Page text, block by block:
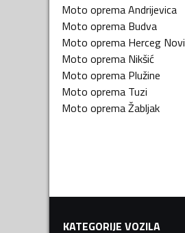
Moto opremaAndrijevica
Moto oprema Budva
Moto oprema Herceg Novi
Moto oprema Nikšić
Moto oprema Plužine
Moto oprema Tuzi
Moto opremaŽabljak
KATEGORIJE VOZILA